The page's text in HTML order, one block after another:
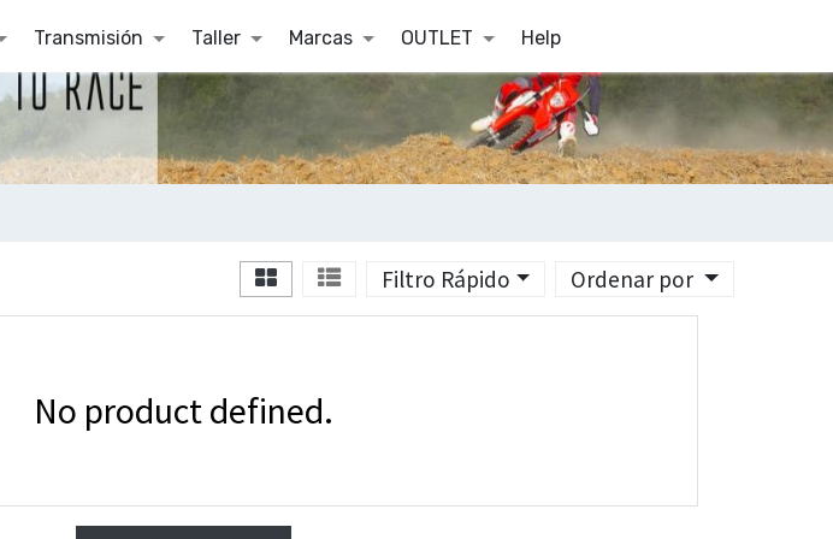
Transmisión Taller Marcas OUTLET Help
Ordenar por
Filtro Rápido
No product defined.